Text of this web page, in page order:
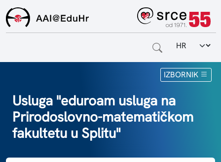
Odabir
IZBORNIK
Za krajnje korisnike
Za davatelje usluga
Za matične ustanove
Usluga "eduroam usluga na
Prirodoslovno-matematičkom
fakultetu u Splitu"